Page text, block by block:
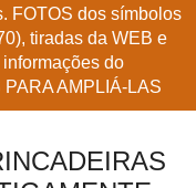
FOTOS dos símbolos
tiradas da WEB e
do
AMPLIÁ-LAS